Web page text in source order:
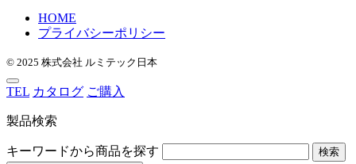
HOME
プライバシーポリシー
© 2025 株式会社 ルミテック日本
TEL カタログ ご購入
製品検索
キーワードから商品を探す
検索